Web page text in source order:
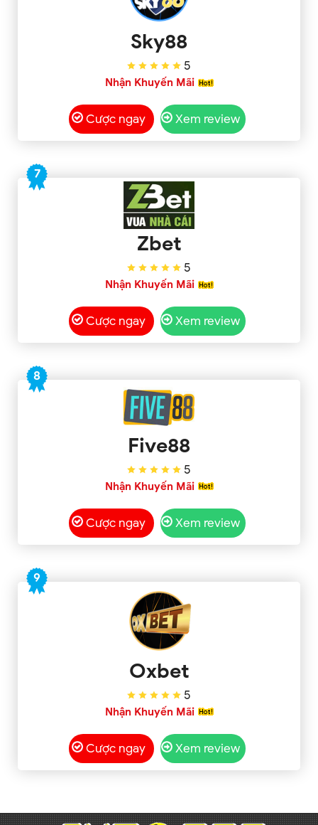
Sky88
5
Nhận Khuyến Mãi
Cược ngay Xem review
7
Zbet
5
Nhận Khuyến Mãi
Cược ngay Xem review
8
Five88
5
Nhận Khuyến Mãi
Cược ngay Xem review
9
Oxbet
5
Nhận Khuyến Mãi
Cược ngay Xem review